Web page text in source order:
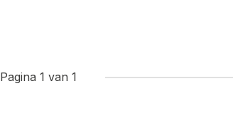
Pagina 1 van 1